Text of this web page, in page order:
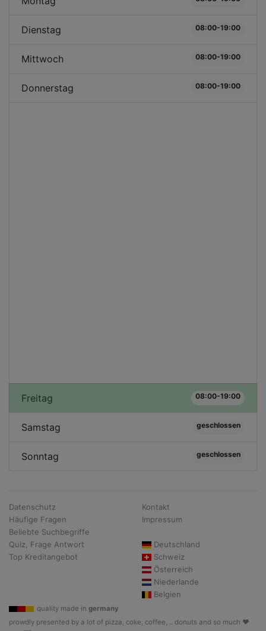
Dienstag 08:00-19:00
Mittwoch 08:00-19:00
Donnerstag 08:00-19:00
Freitag 08:00-19:00
Samstag geschlossen
Sonntag geschlossen
Datenschutz
Häufige Fragen
Beliebte Suchbegriffe
Quiz, Frage Antwort
Top Kreditangebot
Kontakt
Impressum
Deutschland
Schweiz
Österreich
Niederlande
Belgien
quality made in germany
prowdly presented by a lot of pizza, coke, coffee, .. donuts and so much ♥